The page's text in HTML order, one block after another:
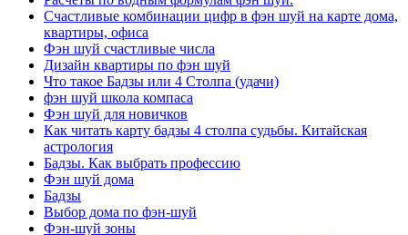
Счастливые комбинации цифр в фэн шуй на карте дома,
квартиры, офиса
Фэн шуй счастливые числа
Дизайн квартиры по фэн шуй
Что такое Бадзы или 4 Столпа (удачи)
фэн шуй школа компаса
Фэн шуй для новичков
Как читать карту бадзы 4 столпа судьбы. Китайская
астрология
Бадзы. Как выбрать профессию
Фэн шуй дома
Бадзы
Выбор дома по фэн-шуй
Фэн-шуй зоны